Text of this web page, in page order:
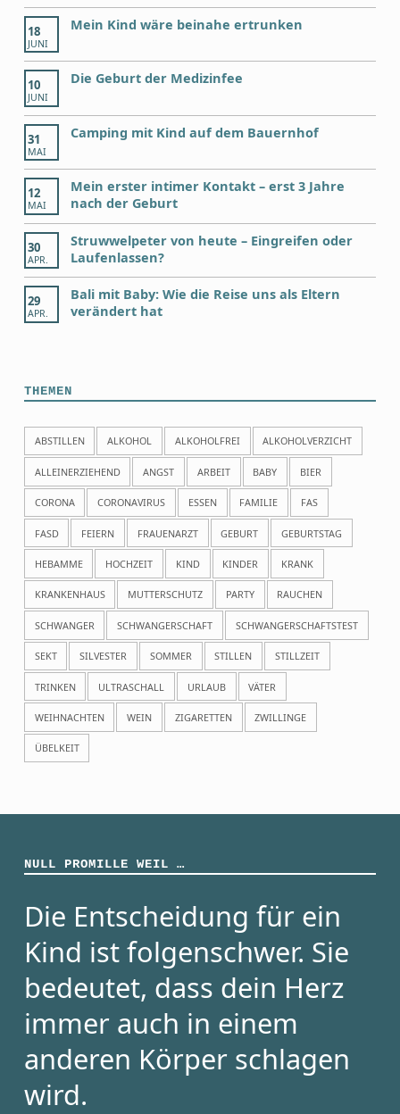
18
JUNI
Mein Kind wäre beinahe ertrunken
10
JUNI
Die Geburt der Medizinfee
31
MAI
Camping mit Kind auf dem Bauernhof
12
MAI
Mein erster intimer Kontakt – erst 3 Jahre
nach der Geburt
30
APR.
Struwwelpeter von heute – Eingreifen oder
Laufenlassen?
29
APR.
Bali mit Baby: Wie die Reise uns als Eltern
verändert hat
THEMEN
ABSTILLEN ALKOHOL ALKOHOLFREI ALKOHOLVERZICHT
ALLEINERZIEHEND ANGST ARBEIT BABY BIER
CORONA CORONAVIRUS ESSEN FAMILIE FAS
FASD FEIERN FRAUENARZT GEBURT GEBURTSTAG
HEBAMME HOCHZEIT KIND KINDER KRANK
KRANKENHAUS MUTTERSCHUTZ PARTY RAUCHEN
SCHWANGER SCHWANGERSCHAFT SCHWANGERSCHAFTSTEST
SEKT SILVESTER SOMMER STILLEN STILLZEIT
TRINKEN ULTRASCHALL URLAUB VÄTER
WEIHNACHTEN WEIN ZIGARETTEN ZWILLINGE
ÜBELKEIT
NULL PROMILLE WEIL …
Die Entscheidung für ein
Kind ist folgenschwer. Sie
bedeutet, dass dein Herz
immer auch in einem
anderen Körper schlagen
wird.